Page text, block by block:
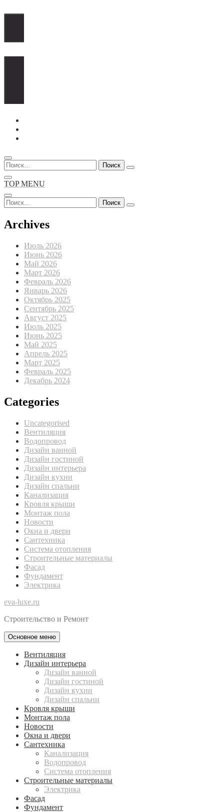
Перейти
содержимому
Найти:
TOP MENU
Найти:
Archives
Июль 2026
Июнь 2026
Май 2026
Март 2026
Февраль 2026
Январь 2026
Октябрь 2025
Сентябрь 2025
Август 2025
Июль 2025
Июнь 2025
Май 2025
Апрель 2025
Март 2025
Февраль 2025
Декабрь 2024
Categories
Uncategorised
Вентиляция
Водопровод
Дизайн ванной
Дизайн гостиной
Дизайн интерьера
Дизайн кухни
Дизайн спальни
Канализация
Кровля крыши
Монтаж пола
Новости
Окна и двери
Сантехника
Система отопления
Строительные материалы
Фасад
Фундамент
Электрика
eva-luxe.ru
Строительство и Ремонт
Основное меню
Вентиляция
Дизайн интерьера
Дизайн ванной
Дизайн гостиной
Дизайн кухни
Дизайн спальни
Кровля крыши
Монтаж пола
Новости
Окна и двери
Сантехника
Канализация
Водопровод
Система отопления
Строительные материалы
Электрика
Фасад
Фундамент